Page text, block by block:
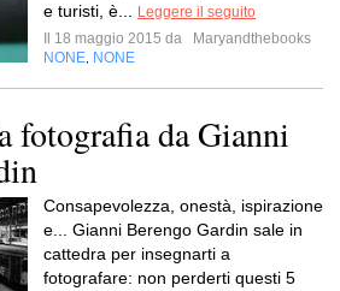
e turisti, è...
Leggere il seguito
Il 18 maggio 2015 da
Maryandthebooks
NONE NONE
fotografia da Gianni
Consapevolezza, onestà, ispirazione
e... Gianni Berengo Gardin sale in
cattedra per insegnarti a
fotografare: non perderti questi 5